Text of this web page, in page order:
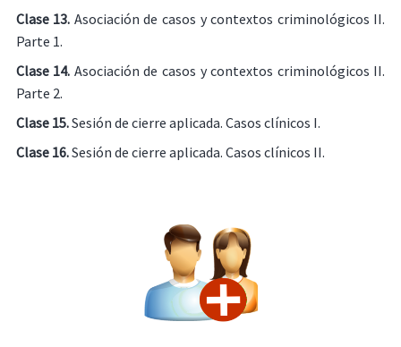
Clase 13. Asociación de casos y contextos criminológicos II.
Parte 1.
Clase 14. Asociación de casos y contextos criminológicos II.
Parte 2.
Clase 15.Sesión de cierre aplicada. Casos clínicos I.
Clase 16.Sesión de cierre aplicada. Casos clínicos II.